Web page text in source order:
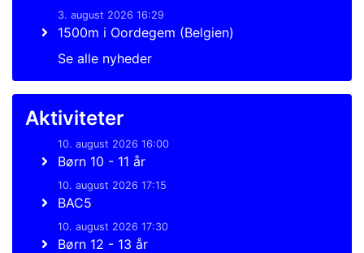
3. august 2026 16:29
1500m i Oordegem (Belgien)
Se alle nyheder
Aktiviteter
10. august 2026 16:00
Børn 10 - 11 år
10. august 2026 17:15
BAC5
10. august 2026 17:30
Børn 12 - 13 år